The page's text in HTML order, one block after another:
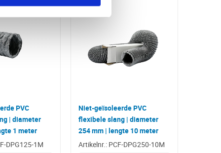
PVC
| diameter
1 meter
DPG125-1M
Niet-geïsoleerde PVC
flexibele slang | diameter
254 mm | lengte 10 meter
Artikelnr.: PCF-DPG250-10M